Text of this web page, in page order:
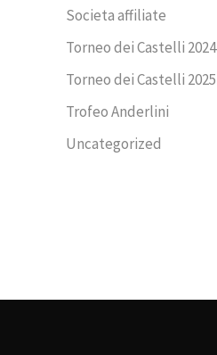
Societa affiliate
Torneo dei Castelli 2024
Torneo dei Castelli 2025
Trofeo Anderlini
Uncategorized